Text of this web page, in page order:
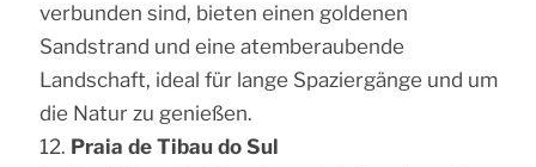
verbunden sind, bieten einen goldenen
Sandstrand und eine atemberaubende
Landschaft, ideal für lange Spaziergänge und um
die Natur zu genießen.
Praia de Tibau do Sul